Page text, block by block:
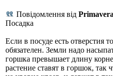
Повідомлення від
Посадка
Если в посуде есть
обязателен. Земли надо
горшка превышает длину
растение ставят в горшок, так